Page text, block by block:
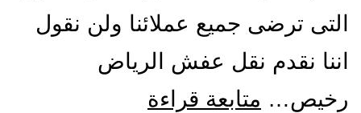
التى ترضى جميع عملائنا ولن نقول
اننا نقدم نقل عفش الرياض
رخيص… متابعة قراءة